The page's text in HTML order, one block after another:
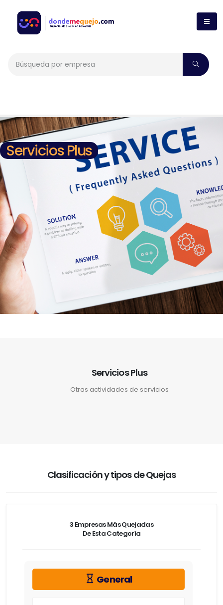
Servicios Plus
Servicios Plus
Otras actividades de servicios
Clasificación y tipos de Quejas
3 Empresas Más Quejadas
De Esta Categoría
General